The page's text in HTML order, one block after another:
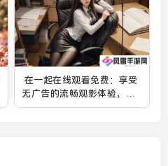
在一起在线观看免费：享受
无广告的流畅观影体验，探
索热门影视资源